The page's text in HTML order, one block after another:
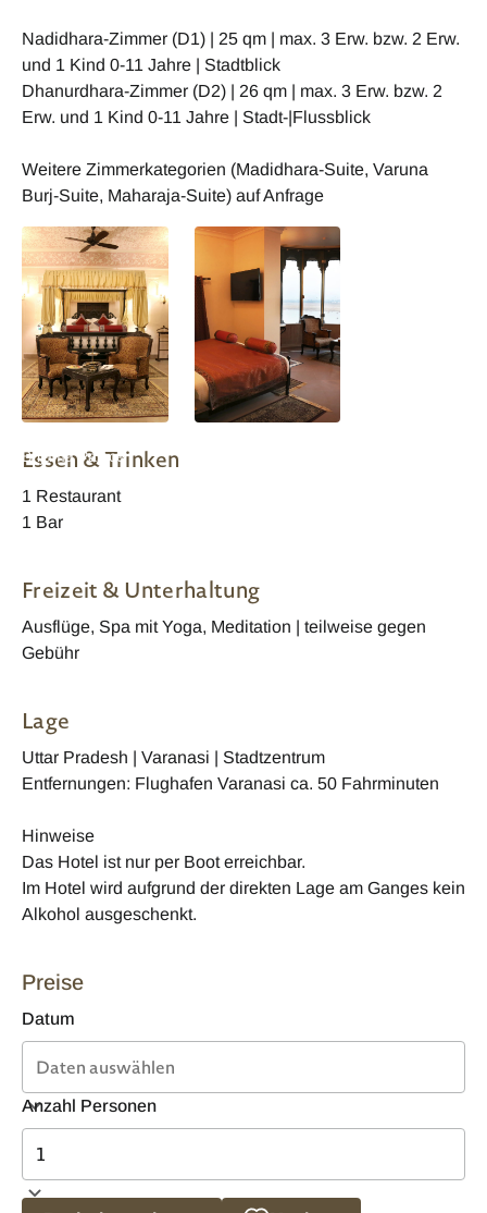
Nadidhara-Zimmer (D1) | 25 qm | max. 3 Erw. bzw. 2 Erw.
und 1 Kind 0-11 Jahre | Stadtblick
Dhanurdhara-Zimmer (D2) | 26 qm | max. 3 Erw. bzw. 2
Erw. und 1 Kind 0-11 Jahre | Stadt-|Flussblick
Weitere Zimmerkategorien (Madidhara-Suite, Varuna
Burj-Suite, Maharaja-Suite) auf Anfrage
Brijama Palace
Essen & Trinken
1 Restaurant
1 Bar
Freizeit & Unterhaltung
Ausflüge, Spa mit Yoga, Meditation | teilweise gegen
Gebühr
Lage
Uttar Pradesh | Varanasi | Stadtzentrum
Entfernungen: Flughafen Varanasi ca. 50 Fahrminuten
Hinweise
Das Hotel ist nur per Boot erreichbar.
Im Hotel wird aufgrund der direkten Lage am Ganges kein
Alkohol ausgeschenkt.
Preise
Datum
Anzahl Personen